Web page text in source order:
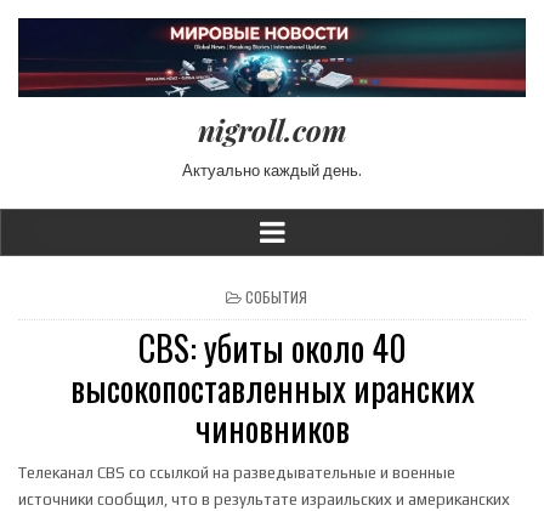
nigroll.com
Актуально каждый день.
POSTED IN
СОБЫТИЯ
CBS: убиты около 40
высокопоставленных иранских
чиновников
Телеканал CBS со ссылкой на разведывательные и военные
источники сообщил, что в результате израильских и американских